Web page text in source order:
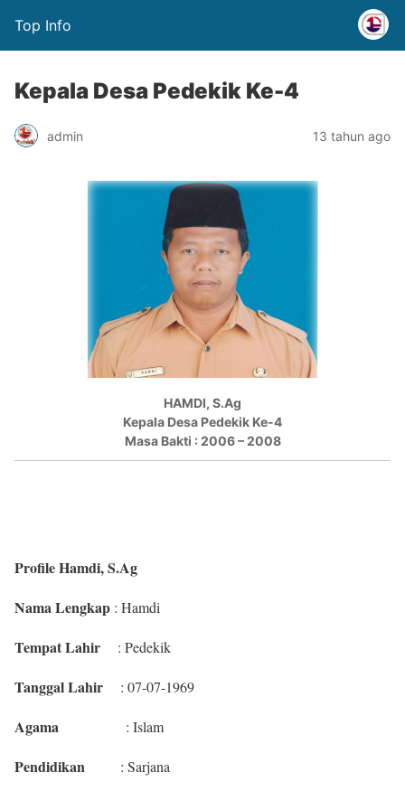
Top Info
Kepala Desa Pedekik Ke-4
admin 13 tahun ago
HAMDI, S.Ag
Kepala Desa Pedekik Ke-4
Masa Bakti : 2006 – 2008
Profile Hamdi, S.Ag
Nama Lengkap : Hamdi
Tempat Lahir : Pedekik
Tanggal Lahir : 07-07-1969
Agama : Islam
Pendidikan : Sarjana